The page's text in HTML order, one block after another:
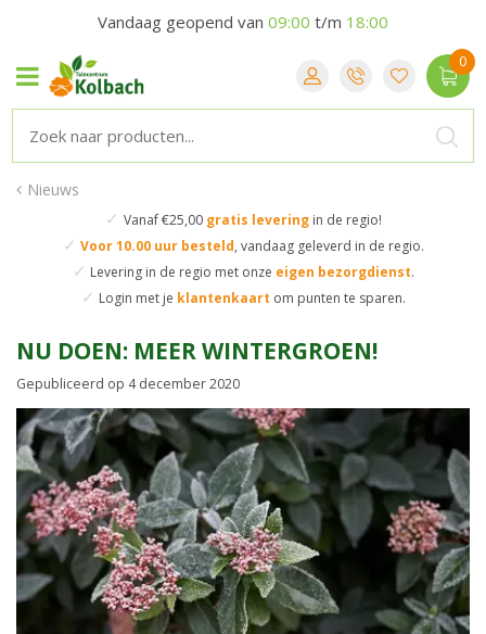
Nieuws
✓ Vanaf €25,00 gratis leveringin de regio!
✓ Voor 10.00 uur besteld, vandaag geleverd in de regio.
✓ Levering in de regio met onze eigen bezorgdienst.
✓ Login met je klantenkaart om punten te sparen.
Vandaag geopend van 09:00 t/m 18:00
NU DOEN: MEER WINTERGROEN!
Gepubliceerd op 4 december 2020